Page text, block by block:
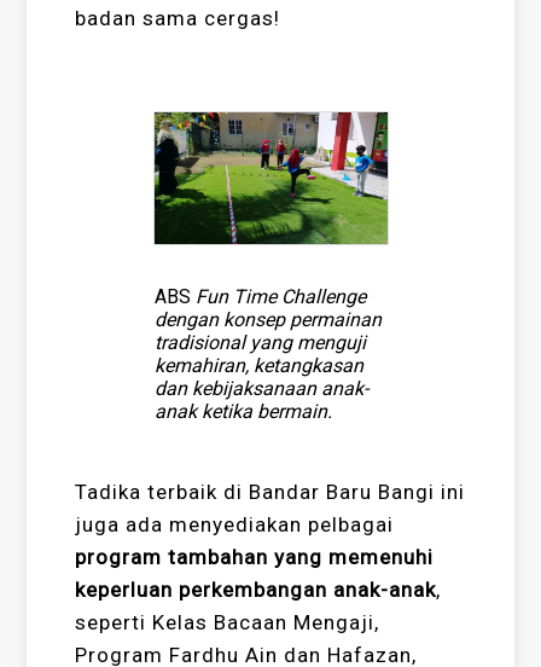
badan sama cergas!
ABS Fun Time Challenge
dengan konsep permainan
tradisional yang menguji
kemahiran, ketangkasan
dan kebijaksanaan anak-
anak ketika bermain.
Tadika terbaik di Bandar Baru Bangi ini
juga ada menyediakan pelbagai
program tambahan yang memenuhi
keperluan perkembangan anak-anak,
seperti Kelas Bacaan Mengaji,
Program Fardhu Ain dan Hafazan,